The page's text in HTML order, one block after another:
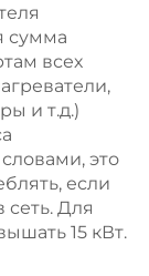
сумма
всех
и т.д.)
это
если
сеть. Для
15 кВт.